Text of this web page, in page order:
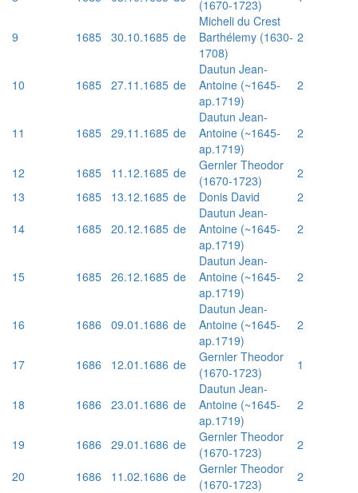
(1670-1723)
9 1685 30.10.1685 de
Micheli du Crest
Barthélemy (1630-
1708)
2
10 1685 27.11.1685 de
Dautun Jean-
Antoine (~1645-
ap.1719)
2
11 1685 29.11.1685 de
Dautun Jean-
Antoine (~1645-
ap.1719)
2
12 1685 11.12.1685 de
Gernler Theodor
(1670-1723)
2
13
1685 13.12.1685 de Donis David
2
14
1685 20.12.1685 de
Dautun Jean-
Antoine (~1645-
ap.1719)
2
15 1685 26.12.1685 de
Dautun Jean-
Antoine (~1645-
ap.1719)
2
16 1686 09.01.1686 de
Dautun Jean-
Antoine (~1645-
ap.1719)
2
17 1686 12.01.1686 de
Gernler Theodor
(1670-1723)
1
18 1686 23.01.1686 de
Dautun Jean-
Antoine (~1645-
ap.1719)
2
19 1686 29.01.1686 de
Gernler Theodor
(1670-1723)
2
20
1686 11.02.1686 de
Gernler Theodor
(1670-1723)
2